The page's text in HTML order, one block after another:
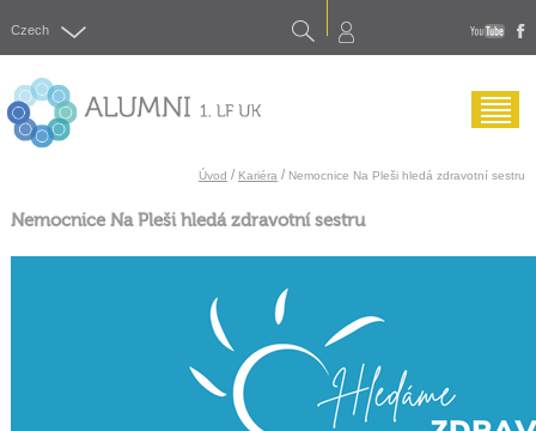
Czech Search
Úvod / Kariéra / Nemocnice Na Pleši hledá zdravotní sestru
Nemocnice Na Pleši hledá zdravotní sestru